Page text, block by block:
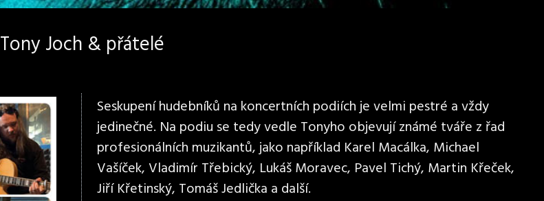
Tony Joch & přátelé
Seskupení hudebníků na koncertních podiích je velmi pestré a vždy
jedinečné. Na podiu se tedy vedle Tonyho objevují známé tváře z řad
profesionálních muzikantů, jako například Karel Macálka, Michael
Vašíček, Vladimír Třebický, Lukáš Moravec, Pavel Tichý, Martin Křeček,
Jiří Křetinský, Tomáš Jedlička a další.